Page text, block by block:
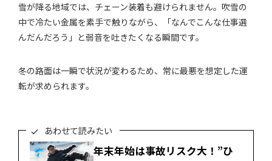
雪が降る地域では、チェーン装着も避けられません。吹雪の
中で冷たい金属を素手で触りながら、「なんでこんな仕事選
んだんだろう」と弱音を吐きたくなる瞬間です。
冬の路面は一瞬で状況が変わるため、常に最悪を想定した運
転が求められます。
あわせて読みたい
年末年始は事故リスク大！”ひ